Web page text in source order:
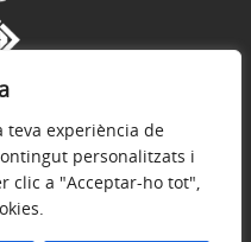
experiència de
personalitzats i
clic a "Acceptar-ho tot",